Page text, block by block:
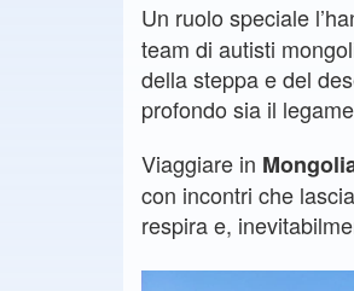
Un ruolo speciale
team di autisti
della steppa e del
profondo sia il
Viaggiare in
con incontri che
respira e,